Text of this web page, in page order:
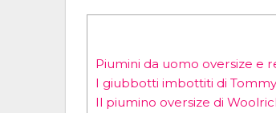
Piumini da uomo oversize e
I giubbotti imbottiti di
Il piumino oversize di